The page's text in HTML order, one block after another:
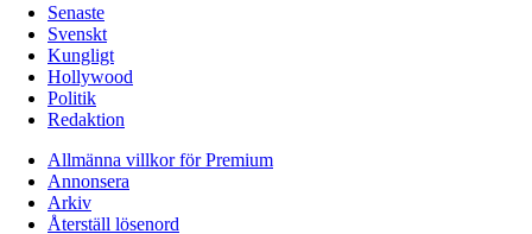
Senaste
Svenskt
Kungligt
Hollywood
Politik
Redaktion
Allmänna villkor för Premium
Annonsera
Arkiv
Återställ lösenord